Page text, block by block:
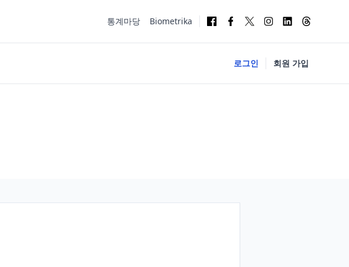
통계마당 Biometrika
로그인 회원 가입